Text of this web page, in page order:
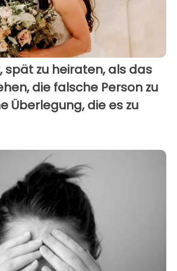
spät zu heiraten, als das
die falsche Person zu
Überlegung, die es zu